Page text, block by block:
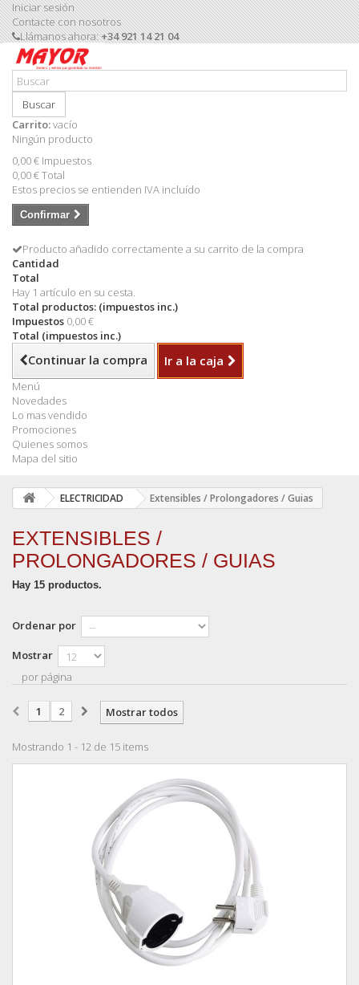
Iniciar sesión
Contacte con nosotros
Llámanos ahora:+34 921 14 21 04
Buscar
Carrito:vacío
Ningún producto
0,00 € Impuestos
0,00 €Total
Estos precios se entienden IVA incluído
Confirmar
Producto añadido correctamente a su carrito de la compra
Cantidad
Total
Hay 1 artículo en su cesta.
Total productos: (impuestos inc.)
Impuestos 0,00 €
Total (impuestos inc.)
Continuar la compra Ir a la caja
Menú
Novedades
Lo mas vendido
Promociones
Quienes somos
Mapa del sitio
ELECTRICIDAD Extensibles / Prolongadores / Guias
EXTENSIBLES /
PROLONGADORES / GUIAS
Hay 15 productos.
Ordenar por
Mostrar
por página
Mostrar todos
1 2
Mostrando 1 - 12 de 15 items